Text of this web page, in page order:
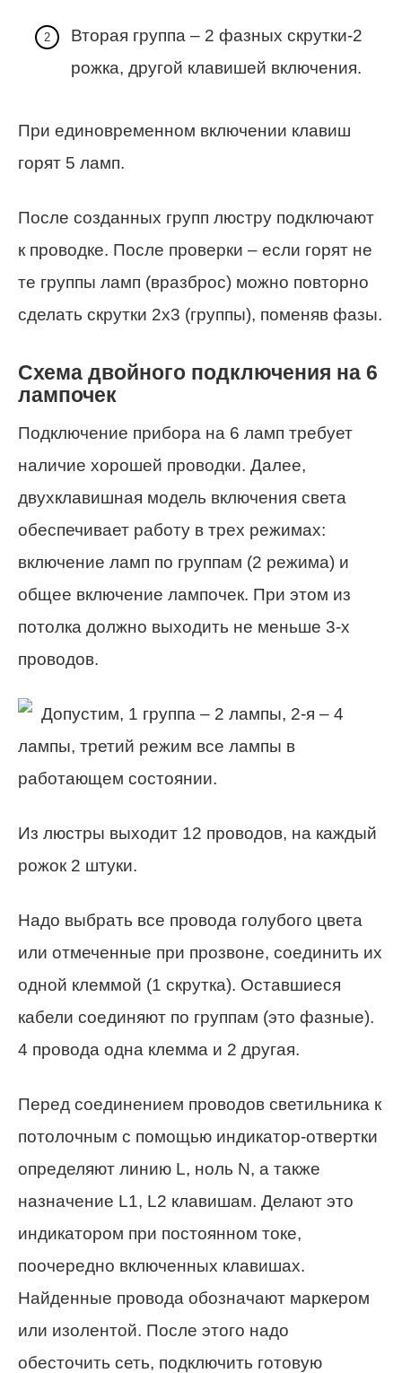
Вторая группа – 2 фазных скрутки-2
рожка, другой клавишей включения.
При единовременном включении клавиш
горят 5 ламп.
После созданных групп люстру подключают
к проводке. После проверки – если горят не
те группы ламп (вразброс) можно повторно
сделать скрутки 2х3 (группы), поменяв фазы.
Схема двойного подключения на 6
лампочек
Подключение прибора на 6 ламп требует
наличие хорошей проводки. Далее,
двухклавишная модель включения света
обеспечивает работу в трех режимах:
включение ламп по группам (2 режима) и
общее включение лампочек. При этом из
потолка должно выходить не меньше 3-х
проводов.
Допустим, 1 группа – 2 лампы, 2-я – 4
лампы, третий режим все лампы в
работающем состоянии.
Из люстры выходит 12 проводов, на каждый
рожок 2 штуки.
Надо выбрать все провода голубого цвета
или отмеченные при прозвоне, соединить их
одной клеммой (1 скрутка). Оставшиеся
кабели соединяют по группам (это фазные).
4 провода одна клемма и 2 другая.
Перед соединением проводов светильника к
потолочным с помощью индикатор-отвертки
определяют линию L, ноль N, а также
назначение L1, L2 клавишам. Делают это
индикатором при постоянном токе,
поочередно включенных клавишах.
Найденные провода обозначают маркером
или изолентой. После этого надо
обесточить сеть, подключить готовую